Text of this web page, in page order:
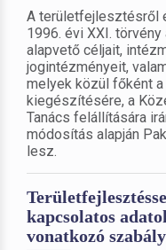
A területfejlesztésről
1996. évi XXI.
alapvető céljait,
jogintézményeit,
melyek közül főként
kiegészítésére, a
Tanács felállítására
módosítás alapján
lesz.
kapcsolatos
vonatkozó